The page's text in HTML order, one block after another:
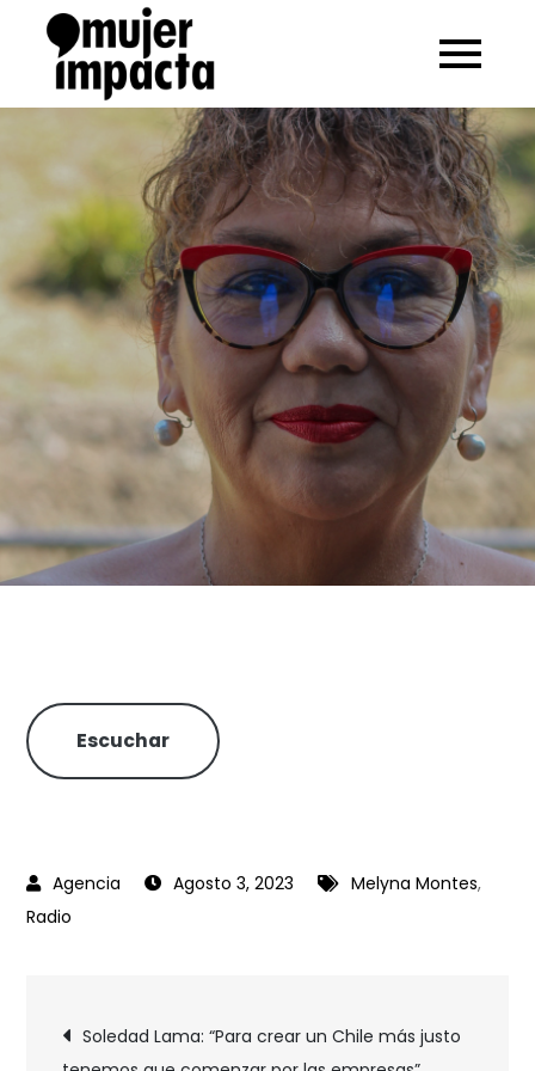
Escuchar
Agosto 3, 2023 Melyna Montes,
Radio
Soledad Lama: “Para crear un Chile más justo